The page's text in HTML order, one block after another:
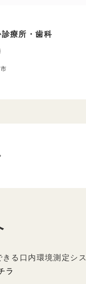
療所・歯科
る口内環境測定シス
ラ